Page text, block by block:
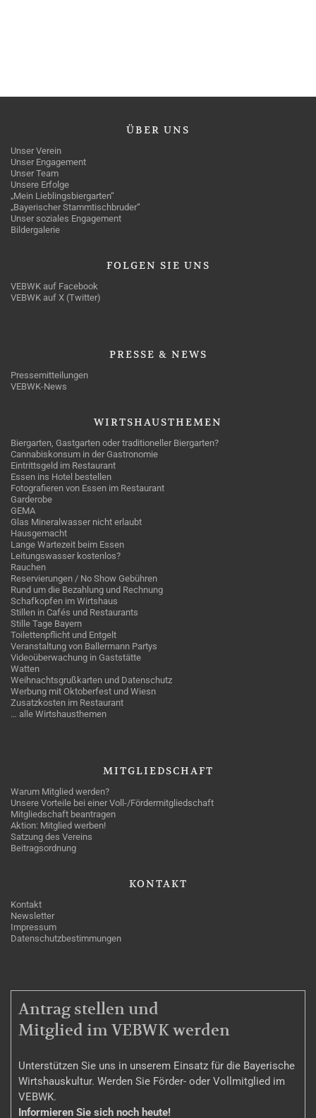
ÜBER UNS
Unser Verein
Unser Engagement
Unser Team
Unsere Erfolge
„Mein Lieblingsbiergarten“
„Bayerischer Stammtischbruder“
Unser soziales Engagement
Bildergalerie
FOLGEN SIE UNS
VEBWK auf Facebook
VEBWK auf X (Twitter)
PRESSE & NEWS
Pressemitteilungen
VEBWK-News
WIRTSHAUSTHEMEN
Biergarten, Gastgarten oder traditioneller Biergarten?
Cannabiskonsum in der Gastronomie
Eintrittsgeld im Restaurant
Essen ins Hotel bestellen
Fotografieren von Essen im Restaurant
Garderobe
GEMA
Glas Mineralwasser nicht erlaubt
Hausgemacht
Lange Wartezeit beim Essen
Leitungswasser kostenlos?
Rauchen
Reservierungen / No Show Gebühren
Rund um die Bezahlung und Rechnung
Schafkopfen im Wirtshaus
Stillen in Cafés und Restaurants
Stille Tage Bayern
Toilettenpflicht und Entgelt
Veranstaltung von Ballermann Partys
Videoüberwachung in Gaststätte
Watten
Weihnachtsgrußkarten und Datenschutz
Werbung mit Oktoberfest und Wiesn
Zusatzkosten im Restaurant
… alle Wirtshausthemen
MITGLIEDSCHAFT
Warum Mitglied werden?
Unsere Vorteile bei einer Voll-/Fördermitgliedschaft
Mitgliedschaft beantragen
Aktion: Mitglied werben!
Satzung des Vereins
Beitragsordnung
KONTAKT
Kontakt
Newsletter
Impressum
Datenschutzbestimmungen
MITGLIEDSCHAFT
Antrag stellen und
Mitglied im VEBWK werden
Unterstützen Sie uns in unserem Einsatz für die Bayerische
Wirtshauskultur. Werden Sie Förder- oder Vollmitglied im
VEBWK.
Informieren Sie sich noch heute!